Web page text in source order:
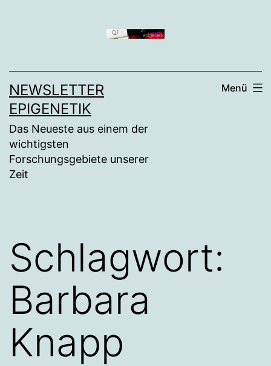
NEWSLETTER
EPIGENETIK
Das Neueste aus einem der
wichtigsten
Forschungsgebiete unserer
Zeit
Menü
Schlagwort:
Barbara
Knapp